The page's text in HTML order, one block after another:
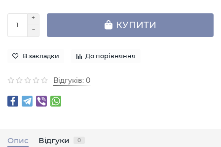
КУПИТИ
В закладки До порівняння
Відгуків: 0
Опис Відгуки 0